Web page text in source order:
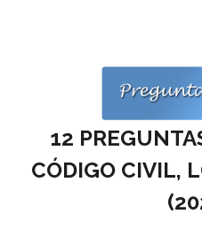
- OPOSICIÓN Auxilio
- OPOSICIÓN Tramitación
2025
12
CÓDIGO CIVIL,
(